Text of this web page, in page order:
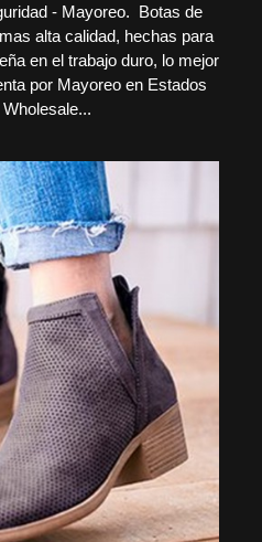
- Mayoreo. Botas de
alta calidad, hechas para
en el trabajo duro, lo mejor
por Mayoreo en Estados